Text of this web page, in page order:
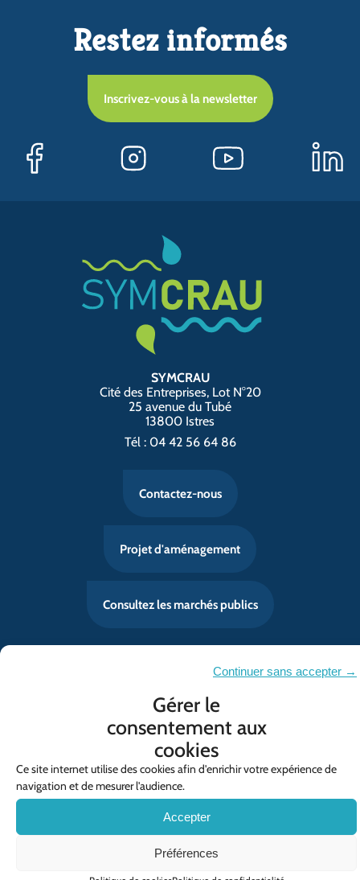
Gérer le
consentement aux
cookies
Ce site internet utilise des cookies afin d'enrichir votre expérience de
navigation et de mesurer l'audience.
Accepter
Continuer sans accepter →
Préférences
Restez informés
Inscrivez-vous à la newsletter
SYMCRAU
Cité des Entreprises, Lot N°20
25 avenue du Tubé
13800 Istres
Tél : 04 42 56 64 86
Contactez-nous
Projet d'aménagement
Consultez les marchés publics
Mentions légales
Politique de confidentialité
Contact
Politique de cookies (UE)
© SYMCRAU